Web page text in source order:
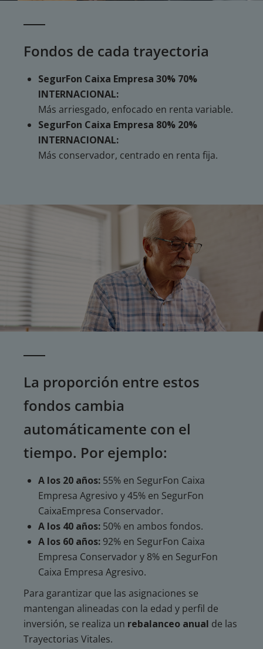
Fondos de cada trayectoria
SegurFon Caixa Empresa 30% 70%
INTERNACIONAL:
Más arriesgado, enfocado en renta variable.
SegurFon Caixa Empresa 80% 20%
INTERNACIONAL:
Más conservador, centrado en renta fija.
La proporción entre estos
fondos cambia
automáticamente con el
tiempo. Por ejemplo:
A los 20 años: 55% en SegurFon Caixa
Empresa Agresivo y 45% en SegurFon
CaixaEmpresa Conservador.
A los 40 años: 50% en ambos fondos.
A los 60 años: 92% en SegurFon Caixa
Empresa Conservador y 8% en SegurFon
Caixa Empresa Agresivo.
Para garantizar que las asignaciones se
mantengan alineadas con la edad y perfil de
inversión, se realiza un rebalanceo anual de las
Trayectorias Vitales.